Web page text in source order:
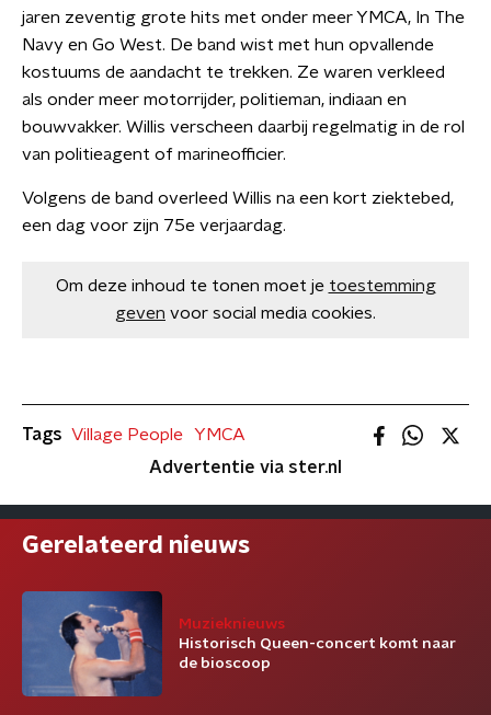
jaren zeventig grote hits met onder meer YMCA, In The
Navy en Go West. De band wist met hun opvallende
kostuums de aandacht te trekken. Ze waren verkleed
als onder meer motorrijder, politieman, indiaan en
bouwvakker. Willis verscheen daarbij regelmatig in de rol
van politieagent of marineofficier.
Volgens de band overleed Willis na een kort ziektebed,
een dag voor zijn 75e verjaardag.
Om deze inhoud te tonen moet je toestemming
geven voor social media cookies.
Tags Village People
YMCA
Advertentie via ster.nl
Gerelateerd nieuws
Muzieknieuws
Historisch Queen-concert komt naar
de bioscoop